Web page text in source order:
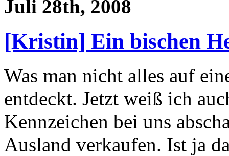
Juli 28th, 2008
[Kristin] Ein bischen
Was man nicht alles auf
entdeckt. Jetzt weiß ich
Kennzeichen bei uns
Ausland verkaufen. Ist ja